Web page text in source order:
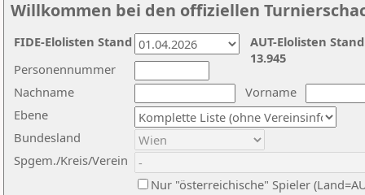
Willkommen bei den offiziellen
Nachname
Vorname
Ebene
Personennummer
Bundesland
Spgem./Kreis/Verein
Nur "österreichische" Spieler
AUT-Elolisten
13.945
FIDE-Elolisten Stand